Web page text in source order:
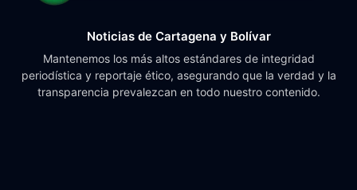
Noticias de Cartagena y Bolívar
Mantenemos los más altos estándares de integridad
periodística y reportaje ético, asegurando que la verdad y la
transparencia prevalezcan en todo nuestro contenido.